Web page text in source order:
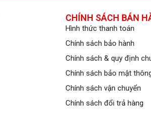
CHÍNH SÁCH BÁN
Hình thức thanh toán
Chính sách bảo hành
Chính sách & quy định
Chính sách bảo mật
Chính sách vận chuyển
Chính sách đổi trả hàng